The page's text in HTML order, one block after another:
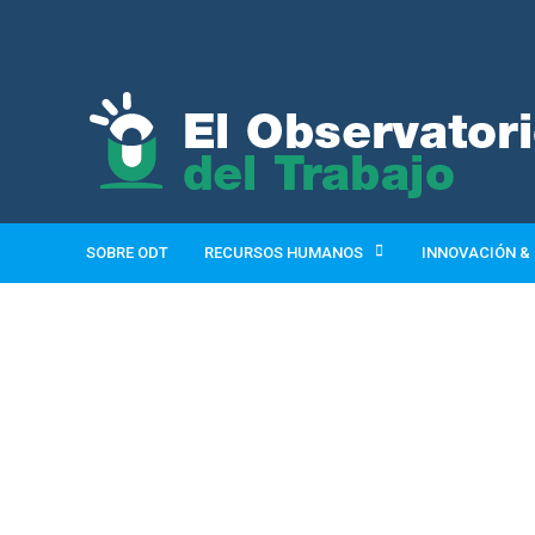
SOBRE ODT RECURSOS HUMANOS INNOVACIÓN &